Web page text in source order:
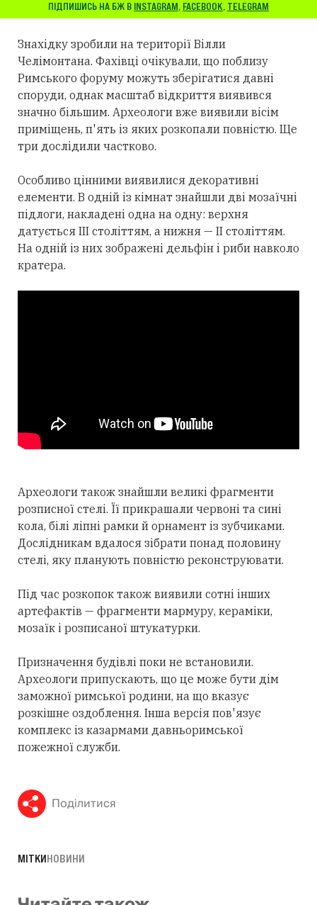
ПІДПИШИСЬ НА БЖ В INSTAGRAM, FACEBOOK, TELEGRAM
Знахідку зробили на території Вілли
Челімонтана. Фахівці очікували, що поблизу
Римського форуму можуть зберігатися давні
споруди, однак масштаб відкриття виявився
значно більшим. Археологи вже виявили вісім
приміщень, п'ять із яких розкопали повністю. Ще
три дослідили частково.
Особливо цінними виявилися декоративні
елементи. В одній із кімнат знайшли дві мозаїчні
підлоги, накладені одна на одну: верхня
датується III століттям, а нижня — II століттям.
На одній із них зображені дельфін і риби навколо
кратера.
Археологи також знайшли великі фрагменти
розписної стелі. Її прикрашали червоні та сині
кола, білі ліпні рамки й орнамент із зубчиками.
Дослідникам вдалося зібрати понад половину
стелі, яку планують повністю реконструювати.
Під час розкопок також виявили сотні інших
артефактів — фрагменти мармуру, кераміки,
мозаїк і розписаної штукатурки.
Призначення будівлі поки не встановили.
Археологи припускають, що це може бути дім
заможної римської родини, на що вказує
розкішне оздоблення. Інша версія пов'язує
комплекс із казармами давньоримської
пожежної служби.
Поділитися
МІТКИНОВИНИ